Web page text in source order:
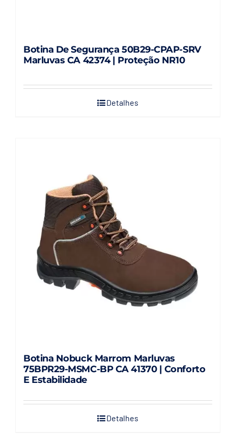
Botina De Segurança 50B29-CPAP-SRV
Marluvas CA 42374 | Proteção NR10
Detalhes
Botina Nobuck Marrom Marluvas
75BPR29-MSMC-BP CA 41370 | Conforto
E Estabilidade
Detalhes